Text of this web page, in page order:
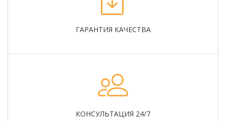
ГАРАНТИЯ КАЧЕСТВА
КОНСУЛЬТАЦИЯ 24/7